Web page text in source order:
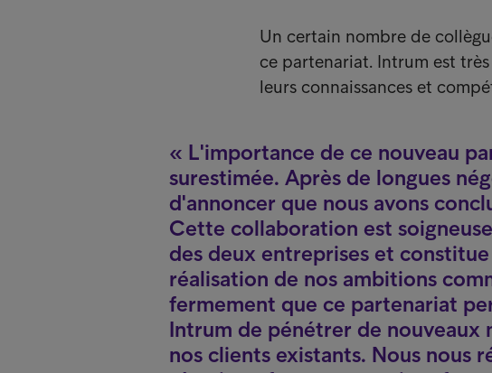
Un certain nombre de
ce partenariat. Intrum est
leurs connaissances et
L'importance de ce nouveau
surestimée. Après de longues
d'annoncer que nous avons
Cette collaboration est
des deux entreprises et
réalisation de nos ambitions
fermement que ce partenariat
Intrum de pénétrer de nouveaux
nos clients existants. Nous nous